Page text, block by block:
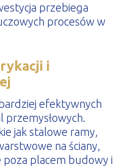
przebiega
procesów w
i
efektywnych
przemysłowych.
jak stalowe ramy,
na ściany,
placem budowy i